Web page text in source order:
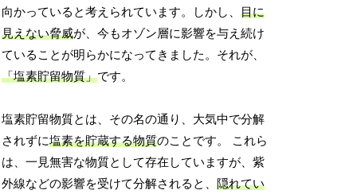
向かっていると考えられています。しかし、目に
見えない脅威が、今もオゾン層に影響を与え続け
ていることが明らかになってきました。それが、
「塩素貯留物質」です。
塩素貯留物質とは、その名の通り、大気中で分解
されずに塩素を貯蔵する物質のことです。 これら
は、一見無害な物質として存在していますが、紫
外線などの影響を受けて分解されると、隠れてい